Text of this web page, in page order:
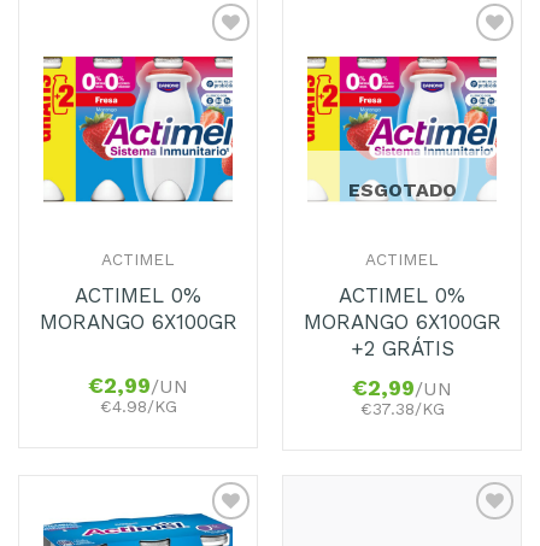
Adicionar
aos
Favoritos
ACTIMEL
ACTIMEL 0%
MORANGO 6X100GR
€2,99/UN
€4.98/KG
Adicionar
aos
Favoritos
ESGOTADO
ACTIMEL
ACTIMEL 0%
MORANGO 6X100GR
+2 GRÁTIS
€2,99/UN
€37.38/KG